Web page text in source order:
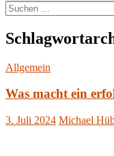
Suchen
nach:
Allgemein
Was macht ein
3. Juli 2024 Michael